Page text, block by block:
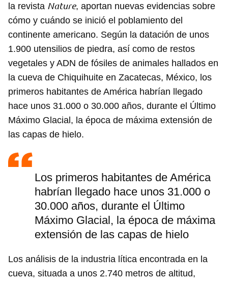
la revista Nature, aportan nuevas evidencias sobre
cómo y cuándo se inició el poblamiento del
continente americano. Según la datación de unos
1.900 utensilios de piedra, así como de restos
vegetales y ADN de fósiles de animales hallados en
la cueva de Chiquihuite en Zacatecas, México, los
primeros habitantes de América habrían llegado
hace unos 31.000 o 30.000 años, durante el Último
Máximo Glacial, la época de máxima extensión de
las capas de hielo.
Los primeros habitantes de América
habrían llegado hace unos 31.000 o
30.000 años, durante el Último
Máximo Glacial, la época de máxima
extensión de las capas de hielo
Los análisis de la industria lítica encontrada en la
cueva, situada a unos 2.740 metros de altitud,